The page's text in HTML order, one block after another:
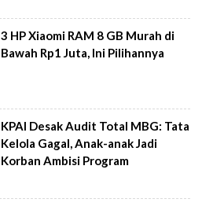
3 HP Xiaomi RAM 8 GB Murah di
Bawah Rp1 Juta, Ini Pilihannya
KPAI Desak Audit Total MBG: Tata
Kelola Gagal, Anak-anak Jadi
Korban Ambisi Program